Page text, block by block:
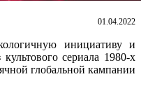
01.04.2022
инициативу и
сериала 1980-х
глобальной кампании